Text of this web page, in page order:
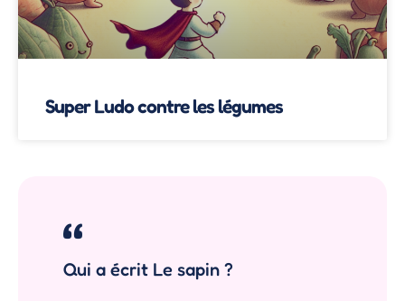
Super Ludo contre les légumes
Qui a écrit Le sapin ?